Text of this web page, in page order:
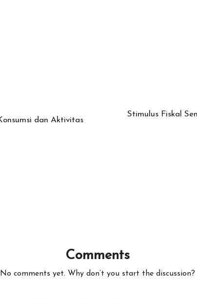
dan Aktivitas
Stimulus Fiskal
Comments
No comments yet. Why don’t you start the discussion?